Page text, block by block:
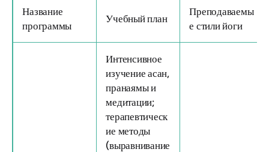
Название
программы
Учебный план
Преподаваемы
е стили йоги
Интенсивное
изучение асан,
пранаямы и
медитации;
терапевтическ
ие методы
(выравнивание